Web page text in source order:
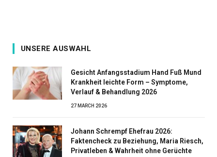
UNSERE AUSWAHL
Gesicht Anfangsstadium Hand Fuß Mund
Krankheit leichte Form – Symptome,
Verlauf & Behandlung 2026
27 MARCH 2026
Johann Schrempf Ehefrau 2026:
Faktencheck zu Beziehung, Maria Riesch,
Privatleben & Wahrheit ohne Gerüchte